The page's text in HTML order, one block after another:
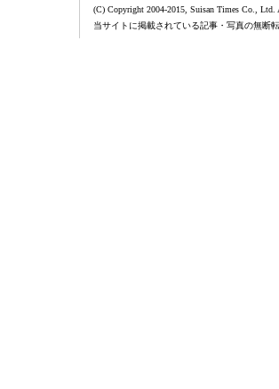
(C) Copyright 2004-2015, Suisan Times Co., Ltd.
当サイトに掲載されている記事・写真の無